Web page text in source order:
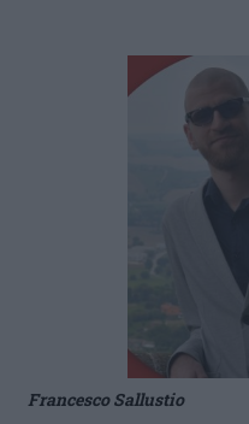
Francesco Sallustio